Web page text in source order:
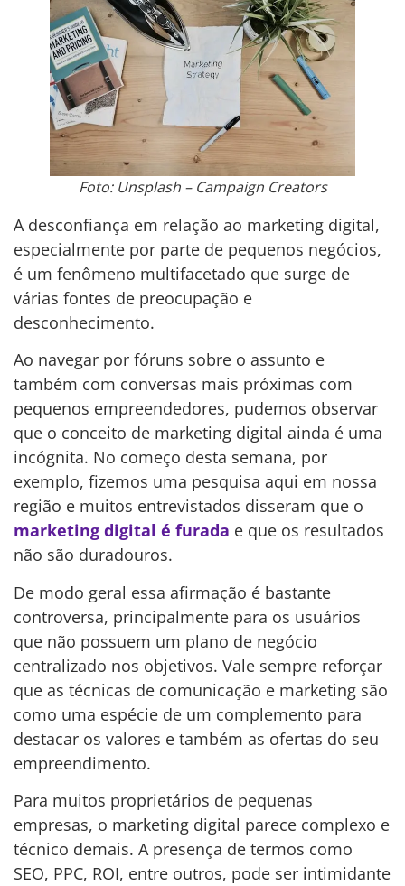
Foto: Unsplash – Campaign Creators
A desconfiança em relação ao marketing digital,
especialmente por parte de pequenos negócios,
é um fenômeno multifacetado que surge de
várias fontes de preocupação e
desconhecimento.
Ao navegar por fóruns sobre o assunto e
também com conversas mais próximas com
pequenos empreendedores, pudemos observar
que o conceito de marketing digital ainda é uma
incógnita. No começo desta semana, por
exemplo, fizemos uma pesquisa aqui em nossa
região e muitos entrevistados disseram que o
marketing digital é furada e que os resultados
não são duradouros.
De modo geral essa afirmação é bastante
controversa, principalmente para os usuários
que não possuem um plano de negócio
centralizado nos objetivos. Vale sempre reforçar
que as técnicas de comunicação e marketing são
como uma espécie de um complemento para
destacar os valores e também as ofertas do seu
empreendimento.
Para muitos proprietários de pequenas
empresas, o marketing digital parece complexo e
técnico demais. A presença de termos como
SEO, PPC, ROI, entre outros, pode ser intimidante